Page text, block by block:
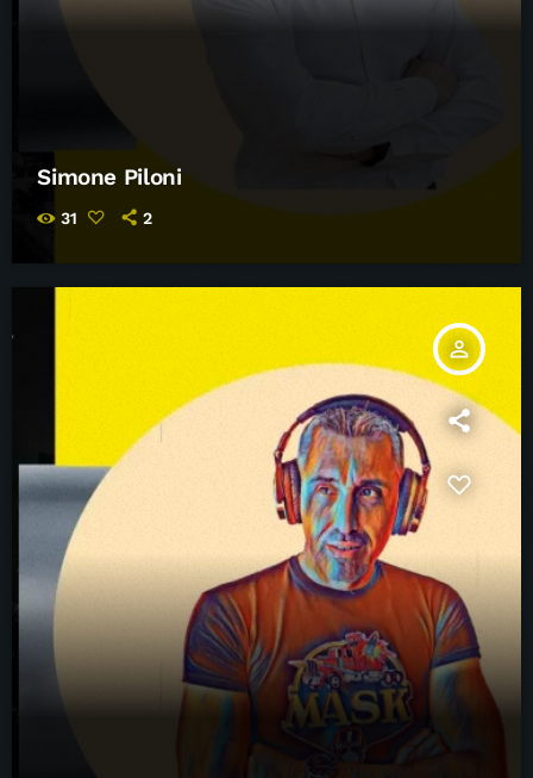
Simone Piloni
31 2
person_outline